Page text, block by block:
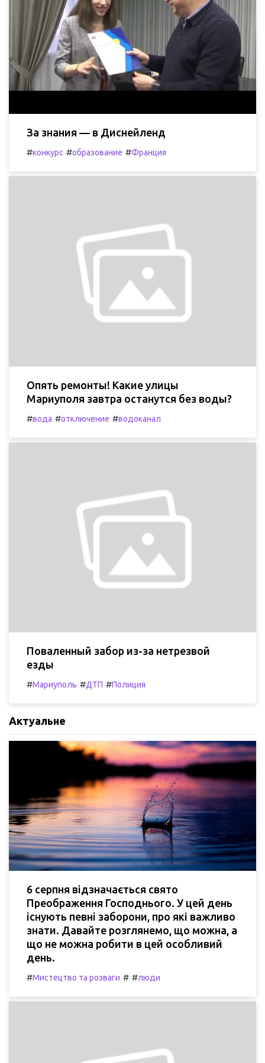
За знания — в Диснейленд
#конкурс #образование #Франция
Опять ремонты! Какие улицы
Мариуполя завтра останутся без воды?
#вода #отключение #водоканал
Поваленный забор из-за нетрезвой
езды
#Мариуполь #ДТП #Полиция
Актуальне
6 серпня відзначається свято
Преображення Господнього. У цей день
існують певні заборони, про які важливо
знати. Давайте розглянемо, що можна, а
що не можна робити в цей особливий
день.
#Мистецтво та розваги # #люди